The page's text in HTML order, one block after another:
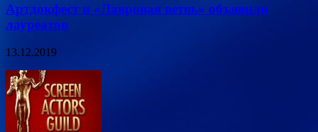
Артдокфест и «Лавровая ветвь» объявили
лауреатов
13.12.2019